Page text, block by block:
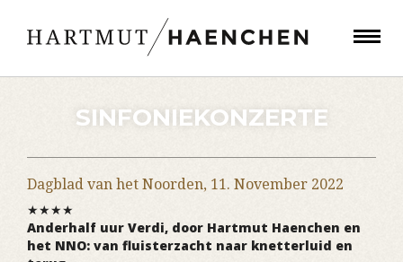
SINFONIEKONZERTE
Dagblad van het Noorden, 11. November 2022
★★★★
Anderhalf uur Verdi, door Hartmut Haenchen en
het NNO: van fluisterzacht naar knetterluid en